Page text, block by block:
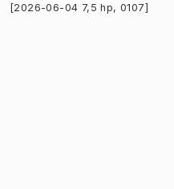
[2026-06-04 7,5 hp, 0107]